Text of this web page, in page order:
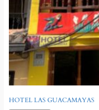
HOTEL LAS GUACAMAYAS